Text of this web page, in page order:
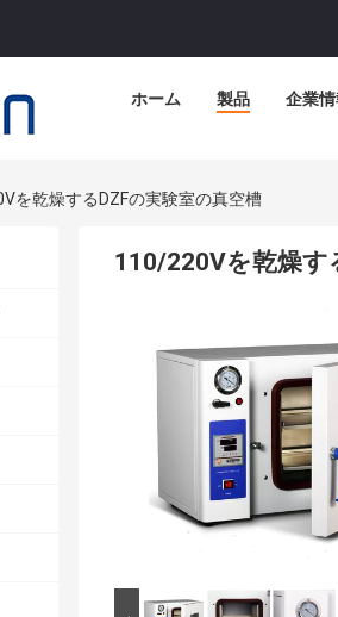
ホーム 製品 企業情
を乾燥するDZFの実験室の真空槽
110/220Vを乾燥す